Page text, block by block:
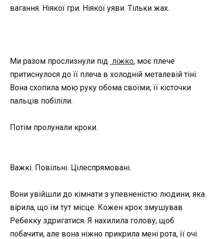
вагання. Ніякої гри. Ніякої уяви. Тільки жах.
Ми разом прослизнули під ліжко, моє плече
притиснулося до її плеча в холодній металевій тіні.
Вона схопила мою руку обома своїми; її кісточки
пальців побіліли.
Потім пролунали кроки.
Важкі. Повільні. Цілеспрямовані.
Вони увійшли до кімнати з упевненістю людини, яка
вірила, що їм тут місце. Кожен крок змушував
Ребекку здригатися. Я нахилила голову, щоб
побачити, але вона ніжно прикрила мені рота, її очі